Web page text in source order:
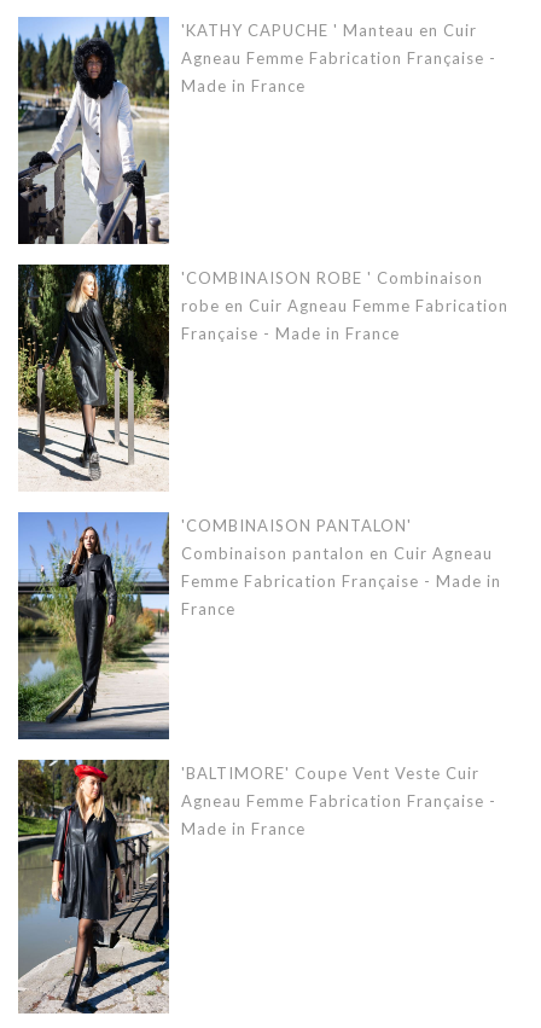
'KATHY CAPUCHE ' Manteau en Cuir
Agneau Femme Fabrication Française -
Made in France
'COMBINAISON ROBE ' Combinaison
robe en Cuir Agneau Femme Fabrication
Française - Made in France
'COMBINAISON PANTALON'
Combinaison pantalon en Cuir Agneau
Femme Fabrication Française - Made in
France
'BALTIMORE' Coupe Vent Veste Cuir
Agneau Femme Fabrication Française -
Made in France